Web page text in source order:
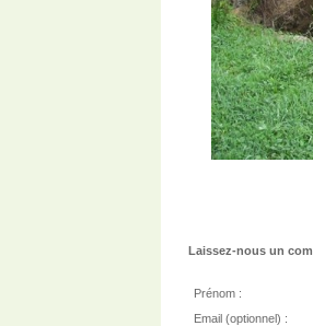
Laissez-nous un
Prénom :
Email (optionnel) :